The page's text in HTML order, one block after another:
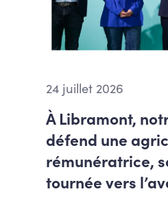
24 juillet 2026
À Libramont,
défend une
rémunératrice,
tournée vers